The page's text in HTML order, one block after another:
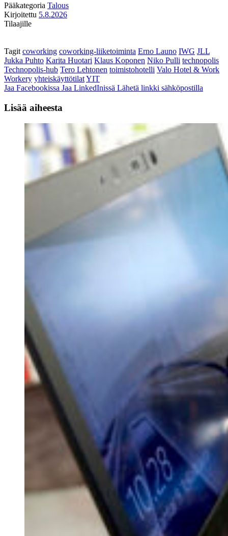
Pääkategoria Talous
Kirjoitettu 5.8.2026
Tilaajille
Tagit coworking coworking-liiketoiminta Erno Launo IWG JLL
Jukka Puhto Karita Huotari Klaus Koponen Niko Pulli technopolis
Technopolis-hub Tero Lehtonen toimistohotelli Valo Hotel & Work
Workery yhteiskäyttötilatYIT
Jaa Facebookissa Jaa LinkedInissä Lähetä linkki sähköpostilla
Lisää aiheesta